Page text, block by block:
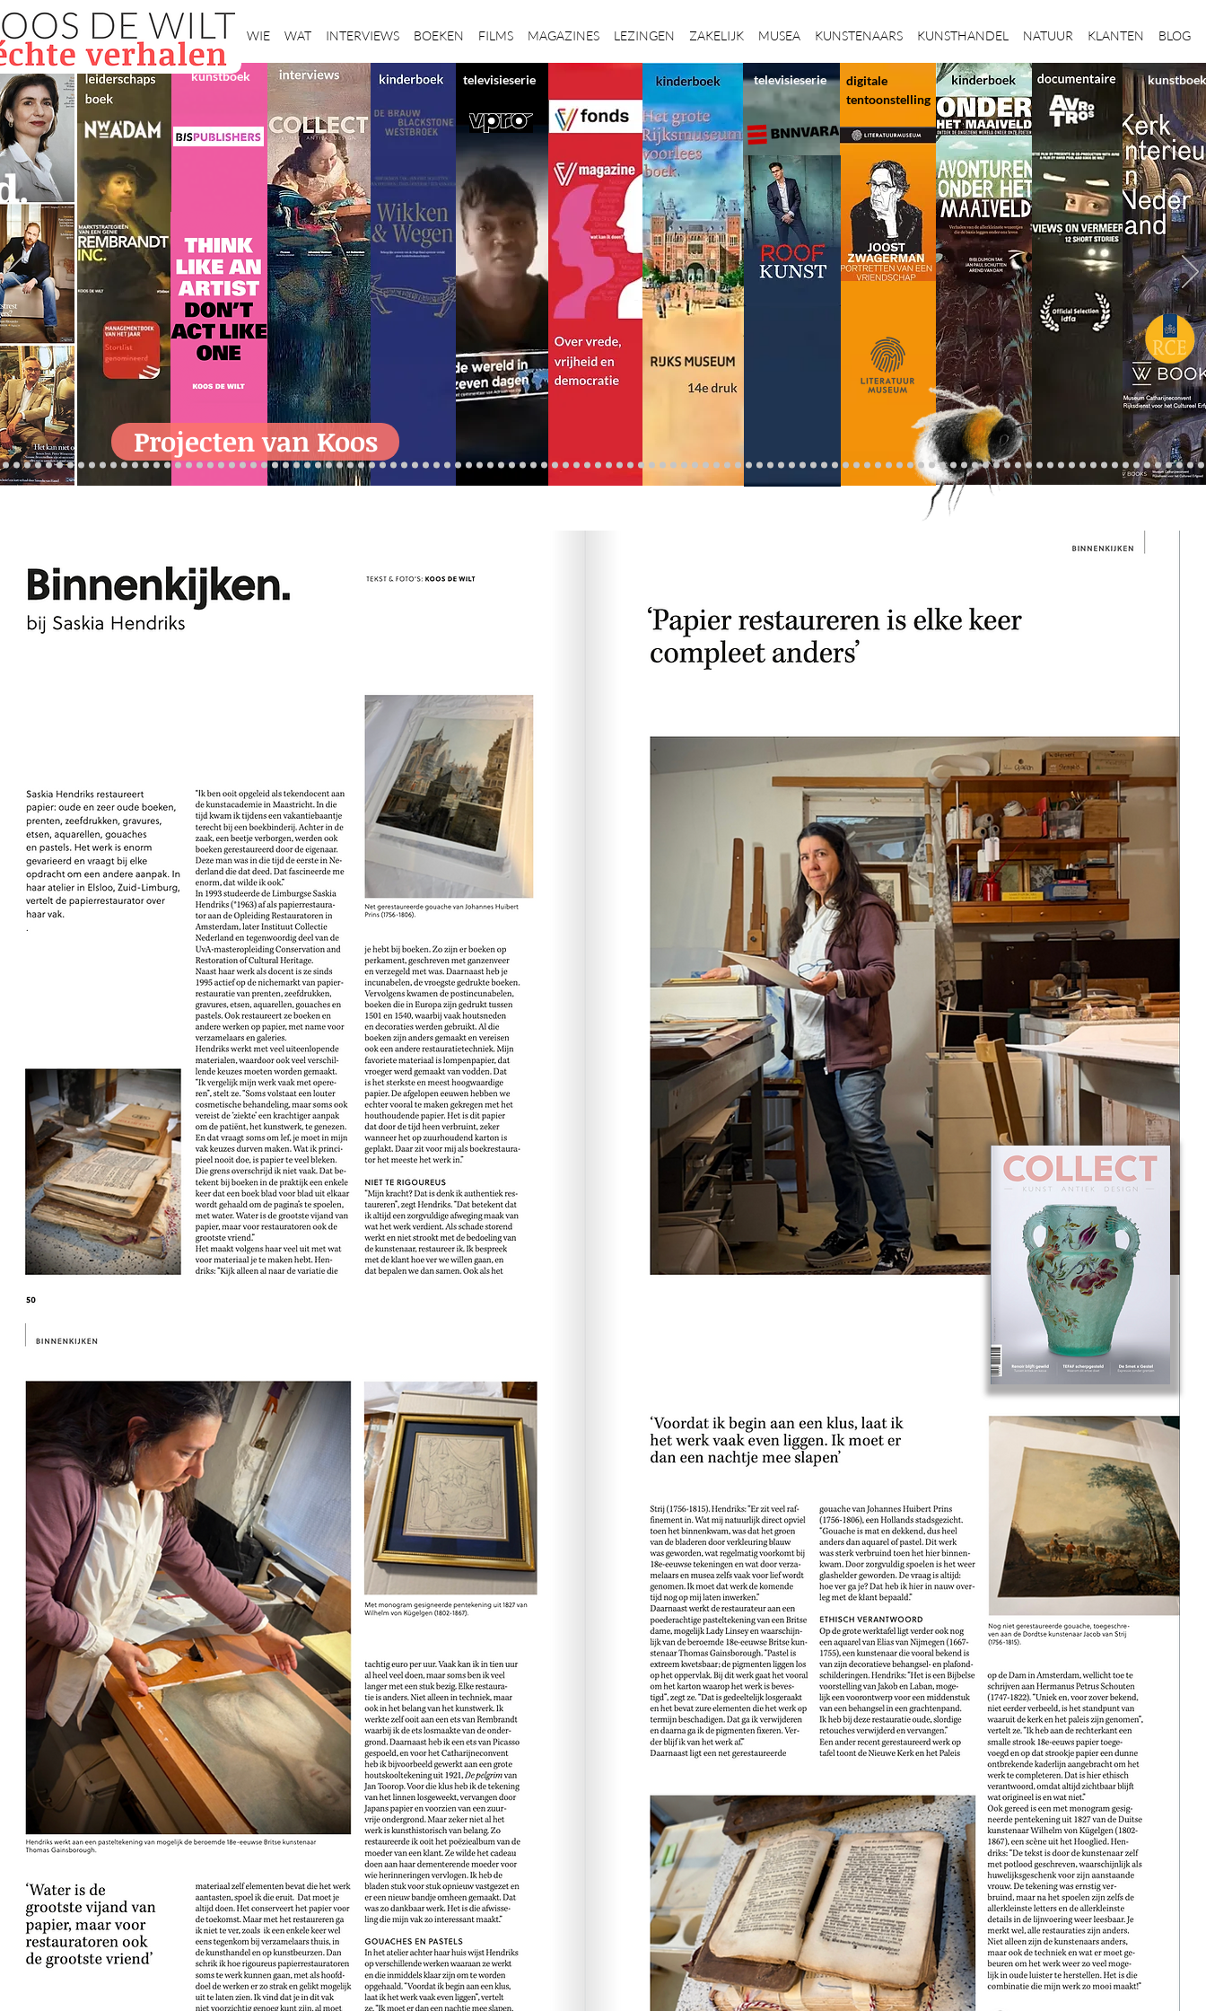
Home WIE WAT INTERVIEWS BOEKEN FILMS MAGAZINES LEZINGEN ZAKELIJK MUSEA KUNSTENAARS KUNSTHANDEL NATUUR KLANTEN BLOG
kunstboek televisieserie
Projecten van Koos
digitale
tentoonstelling
televisieserie kunstboek